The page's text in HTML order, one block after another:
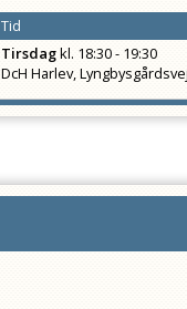
Tid
Tirsdagkl. 18:30 - 19:30
DcH Harlev,